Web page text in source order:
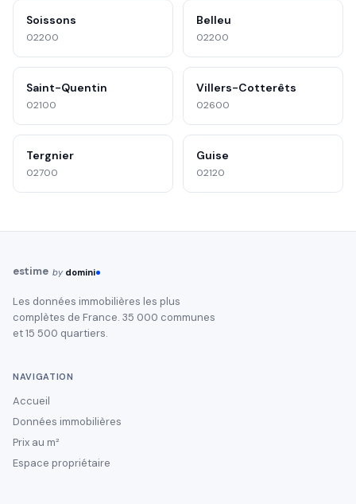
Soissons
02200
Belleu
02200
Saint-Quentin
02100
Villers-Cotterêts
02600
Tergnier
02700
Guise
02120
estime by domini
Les données immobilières les plus
complètes de France. 35 000 communes
et 15 500 quartiers.
NAVIGATION
Accueil
Données immobilières
Prix au m²
Espace propriétaire